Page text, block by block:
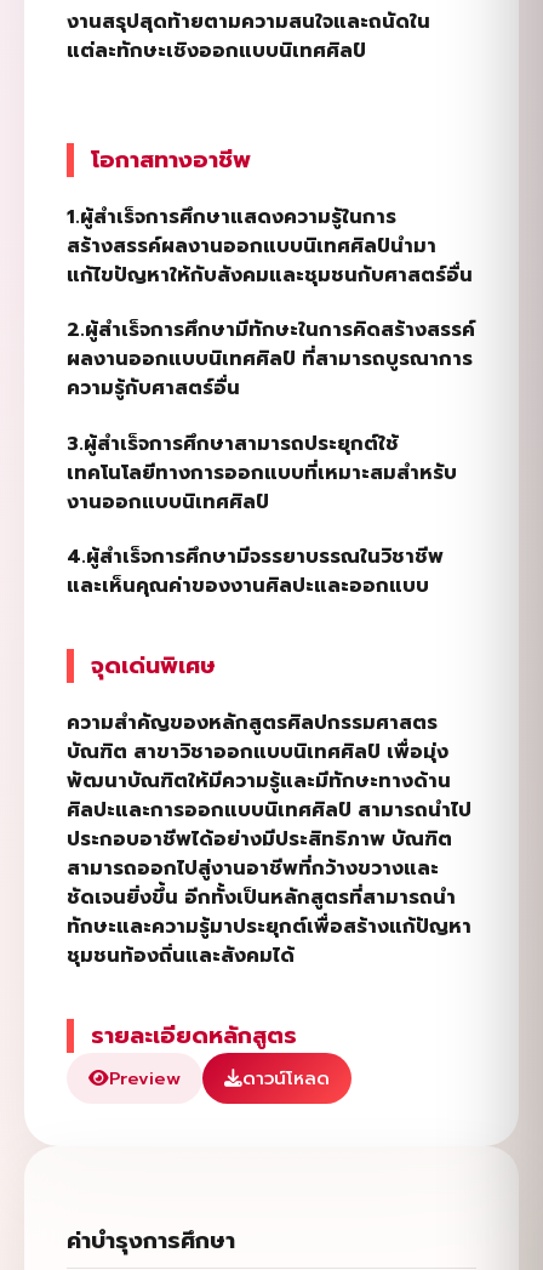
งานสรุปสุดท้ายตามความสนใจและถนัดใน
แต่ละทักษะเชิงออกแบบนิเทศศิลป์
โอกาสทางอาชีพ
1.ผู้สำเร็จการศึกษาแสดงความรู้ในการ
สร้างสรรค์ผลงานออกแบบนิเทศศิลป์นำมา
แก้ไขปัญหาให้กับสังคมและชุมชนกับศาสตร์อื่น
2.ผู้สำเร็จการศึกษามีทักษะในการคิดสร้างสรรค์
ผลงานออกแบบนิเทศศิลป์ ที่สามารถบูรณาการ
ความรู้กับศาสตร์อื่น
3.ผู้สำเร็จการศึกษาสามารถประยุกต์ใช้
เทคโนโลยีทางการออกแบบที่เหมาะสมสำหรับ
งานออกแบบนิเทศศิลป์
4.ผู้สำเร็จการศึกษามีจรรยาบรรณในวิชาชีพ
และเห็นคุณค่าของงานศิลปะและออกแบบ
จุดเด่นพิเศษ
ความสำคัญของหลักสูตรศิลปกรรมศาสตร
บัณฑิต สาขาวิชาออกแบบนิเทศศิลป์ เพื่อมุ่ง
พัฒนาบัณฑิตให้มีความรู้และมีทักษะทางด้าน
ศิลปะและการออกแบบนิเทศศิลป์ สามารถนำไป
ประกอบอาชีพได้อย่างมีประสิทธิภาพ บัณฑิต
สามารถออกไปสู่งานอาชีพที่กว้างขวางและ
ชัดเจนยิ่งขึ้น อีกทั้งเป็นหลักสูตรที่สามารถนำ
ทักษะและความรู้มาประยุกต์เพื่อสร้างแก้ปัญหา
ชุมชนท้องถิ่นและสังคมได้
รายละเอียดหลักสูตร
Preview ดาวน์โหลด
ค่าบำรุงการศึกษา